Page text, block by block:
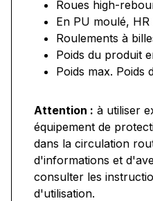
Roues high-
En PU moulé, HR
Roulements à
Poids du produit
Poids max. Poids
Attention : à utiliser
équipement de
dans la circulation
d'informations et
consulter les
d'utilisation.